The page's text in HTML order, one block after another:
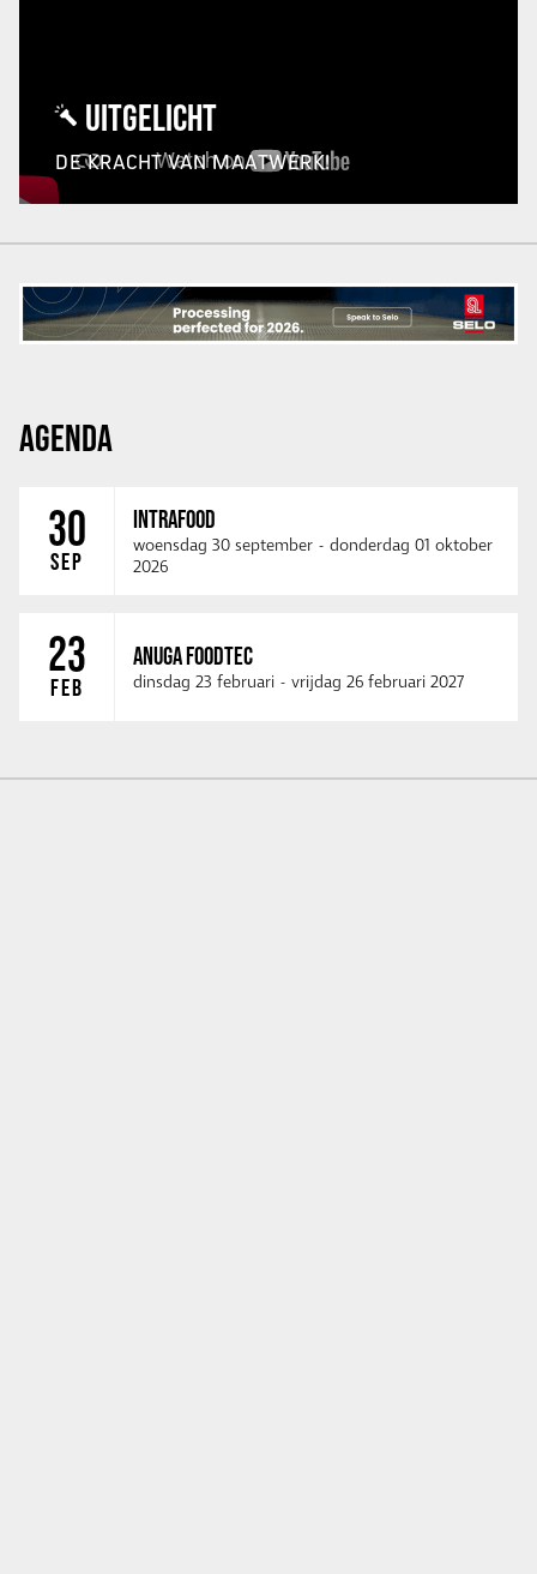
UITGELICHT
DE KRACHT VAN MAATWERK!
AGENDA
30
SEP
INTRAFOOD
woensdag 30 september - donderdag 01 oktober
2026
23
FEB
ANUGA FOODTEC
dinsdag 23 februari - vrijdag 26 februari 2027